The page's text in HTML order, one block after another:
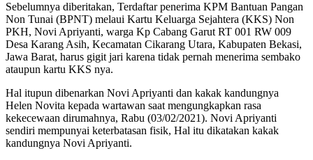
Sebelumnya diberitakan, Terdaftar penerima KPM Bantuan Pangan
Non Tunai (BPNT) melaui Kartu Keluarga Sejahtera (KKS) Non
PKH, Novi Apriyanti, warga Kp Cabang Garut RT 001 RW 009
Desa Karang Asih, Kecamatan Cikarang Utara, Kabupaten Bekasi,
Jawa Barat, harus gigit jari karena tidak pernah menerima sembako
ataupun kartu KKS nya.
Hal itupun dibenarkan Novi Apriyanti dan kakak kandungnya
Helen Novita kepada wartawan saat mengungkapkan rasa
kekecewaan dirumahnya, Rabu (03/02/2021). Novi Apriyanti
sendiri mempunyai keterbatasan fisik, Hal itu dikatakan kakak
kandungnya Novi Apriyanti.